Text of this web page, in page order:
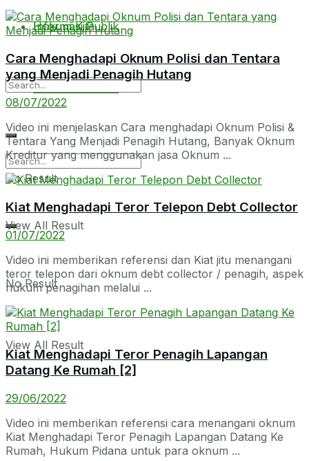
Hukum Kita
Informasi Publik
No Result
View All Result
Informasi Publik
No Result
View All Result
Cara Menghadapi Oknum Polisi dan Tentara
yang Menjadi Penagih Hutang
08/07/2022
Video ini menjelaskan Cara menghadapi Oknum Polisi &
Tentara Yang Menjadi Penagih Hutang, Banyak Oknum
Kreditur yang menggunakan jasa Oknum ...
Kiat Menghadapi Teror Telepon Debt Collector
01/07/2022
Video ini memberikan referensi dan Kiat jitu menangani
teror telepon dari oknum debt collector / penagih, aspek
hukum penagihan melalui ...
Kiat Menghadapi Teror Penagih Lapangan
Datang Ke Rumah [2]
29/06/2022
Video ini memberikan referensi cara menangani oknum
Kiat Menghadapi Teror Penagih Lapangan Datang Ke
Rumah, Hukum Pidana untuk para oknum ...